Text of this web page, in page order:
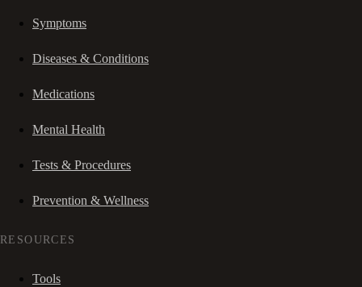
Symptoms
Diseases & Conditions
Medications
Mental Health
Tests & Procedures
Prevention & Wellness
RESOURCES
Tools